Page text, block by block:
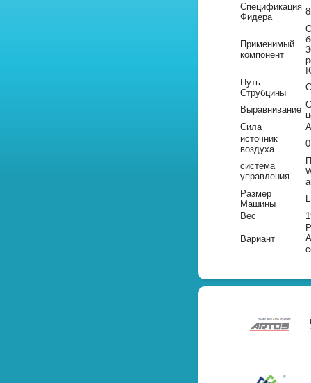
Спецификация
Фидера
Применимый
компонент
Путь
Струбцины
Выравнивание
Сила
источник
воздуха
система
управления
Размер
Машины
Вес
Вариант